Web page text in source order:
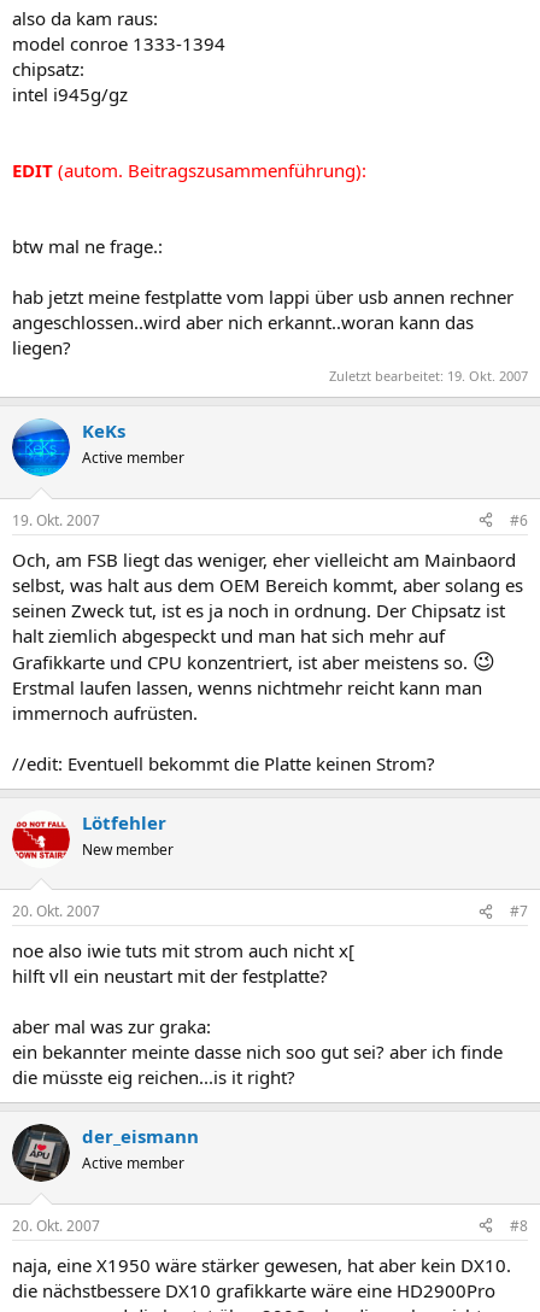
also da kam raus:
model conroe 1333-1394
chipsatz:
intel i945g/gz
EDIT (autom. Beitragszusammenführung):
btw mal ne frage.:
hab jetzt meine festplatte vom lappi über usb annen rechner
angeschlossen..wird aber nich erkannt..woran kann das
liegen?
Zuletzt bearbeitet: 19. Okt. 2007
KeKs
Active member
19. Okt. 2007 #6
Och, am FSB liegt das weniger, eher vielleicht am Mainbaord
selbst, was halt aus dem OEM Bereich kommt, aber solang es
seinen Zweck tut, ist es ja noch in ordnung. Der Chipsatz ist
halt ziemlich abgespeckt und man hat sich mehr auf
Grafikkarte und CPU konzentriert, ist aber meistens so. 😉
Erstmal laufen lassen, wenns nichtmehr reicht kann man
immernoch aufrüsten.
//edit: Eventuell bekommt die Platte keinen Strom?
Lötfehler
New member
20. Okt. 2007 #7
noe also iwie tuts mit strom auch nicht x[
hilft vll ein neustart mit der festplatte?
aber mal was zur graka:
ein bekannter meinte dasse nich soo gut sei? aber ich finde
die müsste eig reichen...is it right?
der_eismann
Active member
20. Okt. 2007 #8
naja, eine X1950 wäre stärker gewesen, hat aber kein DX10.
die nächstbessere DX10 grafikkarte wäre eine HD2900Pro